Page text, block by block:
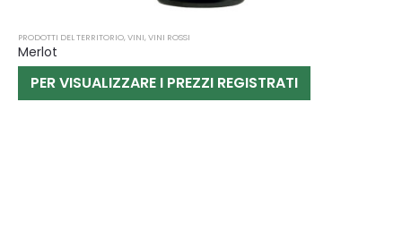
PRODOTTI DEL TERRITORIO, VINI, VINI ROSSI
Merlot
PER VISUALIZZARE I PREZZI REGISTRATI